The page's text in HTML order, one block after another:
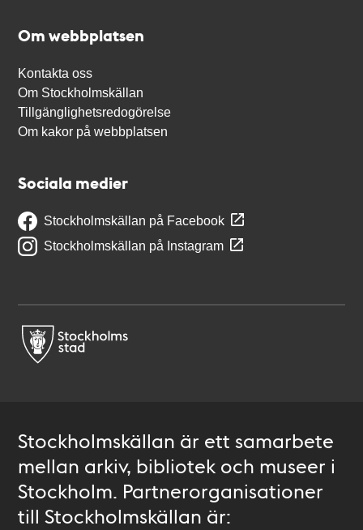
Om webbplatsen
Kontakta oss
Om Stockholmskällan
Tillgänglighetsredogörelse
Om kakor på webbplatsen
Sociala medier
Stockholmskällan på Facebook
Stockholmskällan på Instagram
Stockholmskällan är ett samarbete
mellan arkiv, bibliotek och museer i
Stockholm. Partnerorganisationer
till Stockholmskällan är: